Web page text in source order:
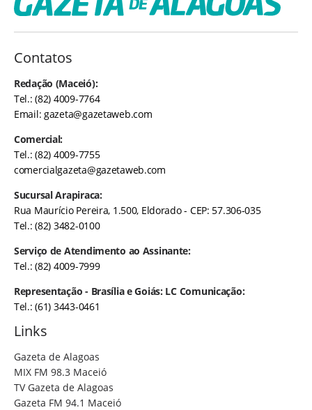
Contatos
Redação (Maceió):
Tel.: (82) 4009-7764
Email:gazeta@gazetaweb.com
Comercial:
Tel.: (82) 4009-7755
comercialgazeta@gazetaweb.com
Sucursal Arapiraca:
Rua Maurício Pereira, 1.500, Eldorado - CEP: 57.306-035
Tel.: (82) 3482-0100
Serviço de Atendimento ao Assinante:
Tel.: (82) 4009-7999
Representação - Brasília e Goiás: LC Comunicação:
Tel.: (61) 3443-0461
Links
Gazeta de Alagoas
MIX FM 98.3 Maceió
TV Gazeta de Alagoas
Gazeta FM 94.1 Maceió